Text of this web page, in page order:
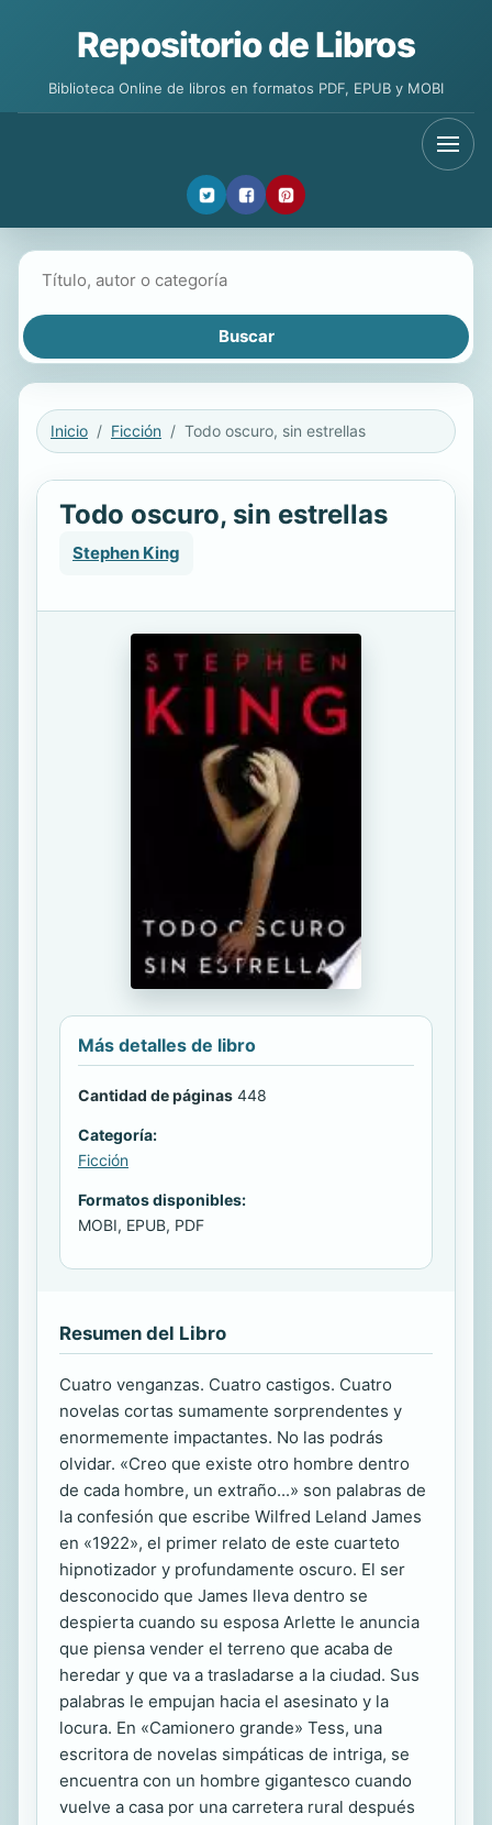
Repositorio de Libros
Biblioteca Online de libros en formatos PDF, EPUB y MOBI
Inicio Ficción Todo oscuro, sin estrellas
Todo oscuro, sin estrellas
Stephen King
Más detalles de libro
Cantidad de páginas 448
Categoría:
Ficción
Formatos disponibles:
MOBI, EPUB, PDF
Resumen del Libro
Cuatro venganzas. Cuatro castigos. Cuatro
novelas cortas sumamente sorprendentes y
enormemente impactantes. No las podrás
olvidar. «Creo que existe otro hombre dentro
de cada hombre, un extraño...» son palabras de
la confesión que escribe Wilfred Leland James
en «1922», el primer relato de este cuarteto
hipnotizador y profundamente oscuro. El ser
desconocido que James lleva dentro se
despierta cuando su esposa Arlette le anuncia
que piensa vender el terreno que acaba de
heredar y que va a trasladarse a la ciudad. Sus
palabras le empujan hacia el asesinato y la
locura. En «Camionero grande» Tess, una
escritora de novelas simpáticas de intriga, se
encuentra con un hombre gigantesco cuando
vuelve a casa por una carretera rural después